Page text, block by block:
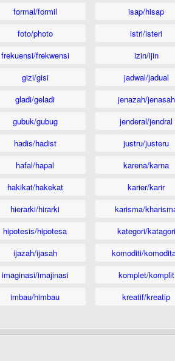
formal/formil
foto/photo
frekuensi/frekwensi
gizi/gisi
gladi/geladi
gubuk/gubug
hadis/hadist
hafal/hapal
hakikat/hakekat
hierarki/hirarki
hipotesis/hipotesa
ijazah/ijasah
imaginasi/imajinasi
imbau/himbau
isap/hisap
istri/isteri
izin/ijin
jadwal/jadual
jenazah/jenasah
jenderal/jendral
justru/justeru
karena/karna
karier/karir
karisma/
kategori/katagori
komoditi/
komplet/komplit
kreatif/kreatip